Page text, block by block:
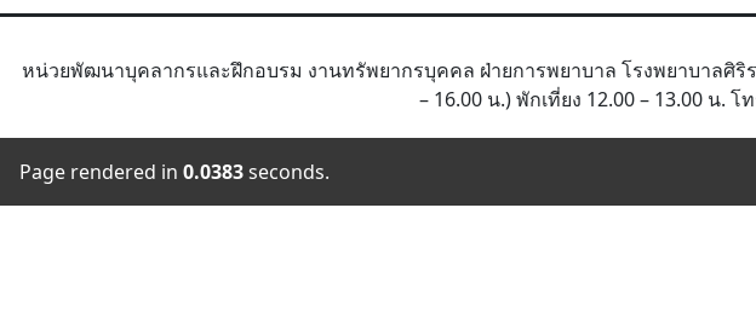
หน่วยพัฒนาบุคลากรและฝึกอบรม งานทรัพยากรบุคคล ฝ่ายการพยาบาล โรงพยาบาลศิริร
– 16.00 น.) พักเที่ยง 12.00 – 13.00 น.
Page rendered in 0.0383seconds.